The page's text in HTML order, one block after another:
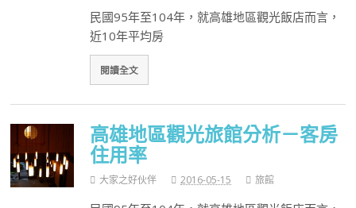
民國95年至104年，就高雄地區觀光飯店而言，
近10年平均房
閱讀全文
高雄地區觀光旅館分析－客房
住用率
大家之好伙伴 2016-05-15 旅館